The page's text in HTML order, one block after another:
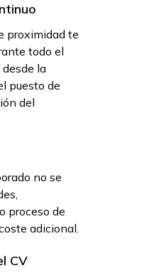
proximidad te
todo el
la
puesto de
del
no se
proceso de
adicional.
CV